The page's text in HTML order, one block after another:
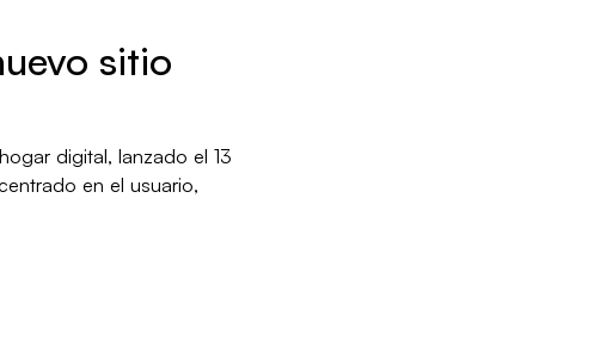
sitio
digital, lanzado el 13
en el usuario,